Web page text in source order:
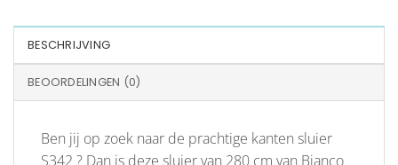
BESCHRIJVING
BEOORDELINGEN (0)
Ben jij op zoek naar de prachtige kanten sluier
S342 ? Dan is deze sluier van 280 cm van Bianco